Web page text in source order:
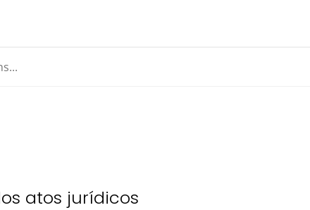
atos jurídicos